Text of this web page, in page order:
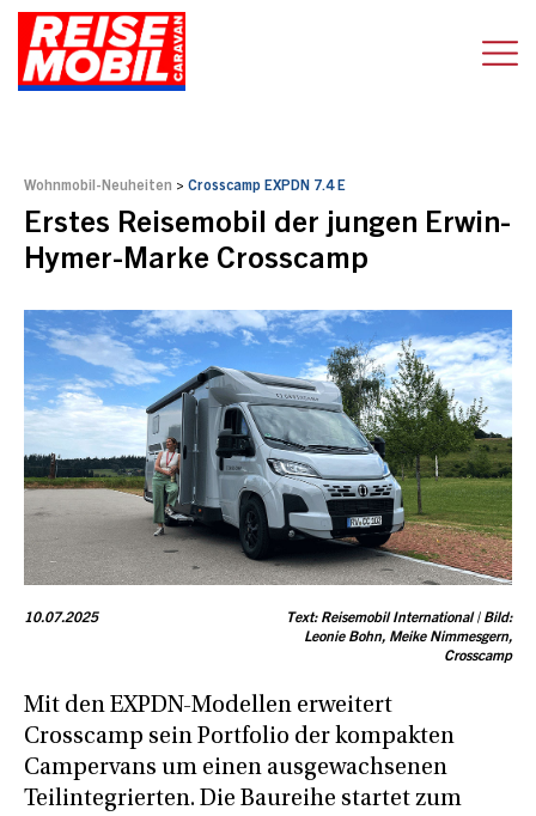
Wohnmobil-Neuheiten > Crosscamp EXPDN 7.4 E
Erstes Reisemobil der jungen Erwin-
Hymer-Marke Crosscamp
10.07.2025
Text: Reisemobil International | Bild:
Leonie Bohn, Meike Nimmesgern,
Crosscamp
Mit den EXPDN-Modellen erweitert
Crosscamp sein Portfolio der kompakten
Campervans um einen ausgewachsenen
Teilintegrierten. Die Baureihe startet zum